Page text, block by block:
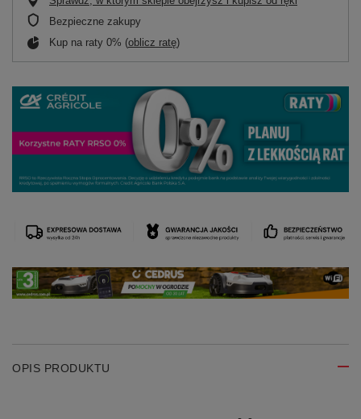
Bezpieczne zakupy
Kup na raty 0% (oblicz ratę)
OPIS PRODUKTU